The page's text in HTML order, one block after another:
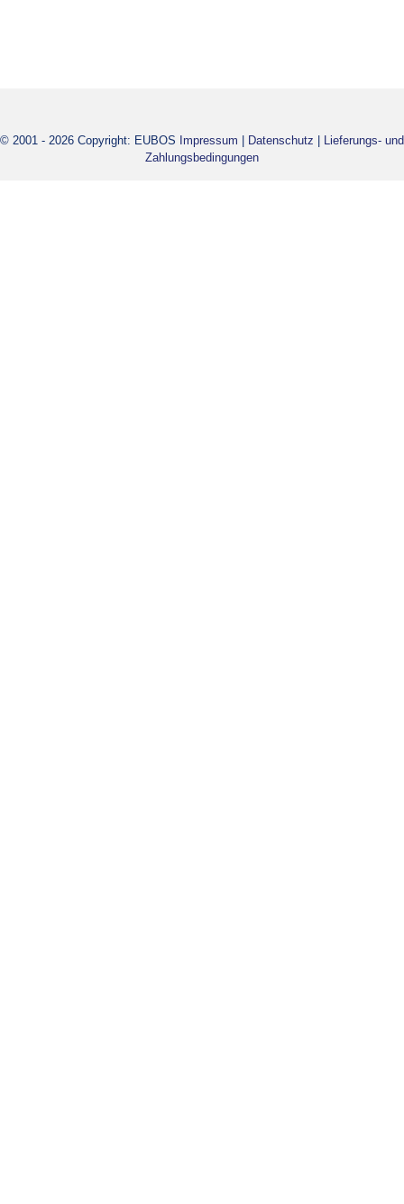
© 2001 - 2026 Copyright: EUBOS Impressum Datenschutz
Lieferungs- und
Zahlungsbedingungen